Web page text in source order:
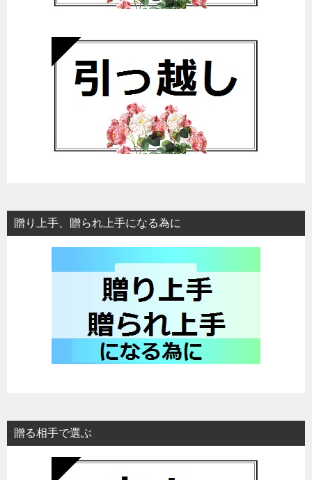
贈り上手、贈られ上手になる為に
贈る相手で選ぶ